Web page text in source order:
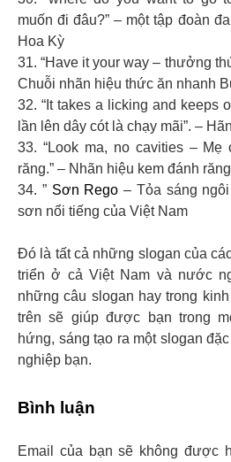
muốn đi đâu?” – một tập đoàn
Hoa Kỳ
31. “Have it your way – thưởng
Chuỗi nhãn hiệu thức ăn nhanh
32. “It takes a licking and keeps
lần lên dây cót là chạy mãi”. –
33. “Look ma, no cavities –
răng.” – Nhãn hiệu kem đánh
34. ” Sơn Rego – Tỏa sáng
sơn nổi tiếng của Việt Nam
Đó là tất cả những slogan của
triển ở cả Việt Nam và nước
những câu slogan hay trong
trên sẽ giúp được bạn trong
hứng, sáng tạo ra một slogan
nghiệp bạn.
Bình luận
Email của bạn sẽ không được